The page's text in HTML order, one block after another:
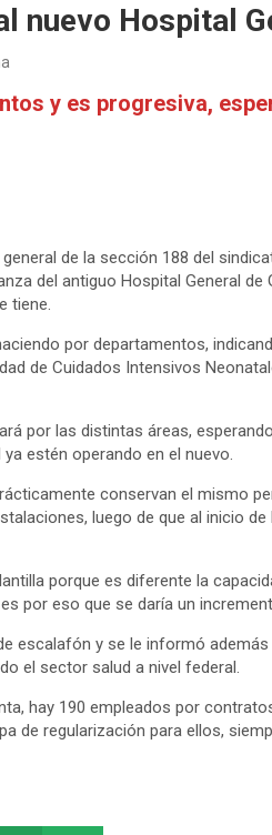
nuevo Hospital
y es progresiva,
de la sección 188 del
del antiguo Hospital General
tiene.
por departamentos,
de Cuidados Intensivos
por las distintas áreas,
estén operando en el nuevo.
conservan el mismo
luego de que al inicio
porque es diferente la
por eso que se daría un
escalafón y se le informó
el sector salud a nivel federal.
hay 190 empleados por
de regularización para ellos,